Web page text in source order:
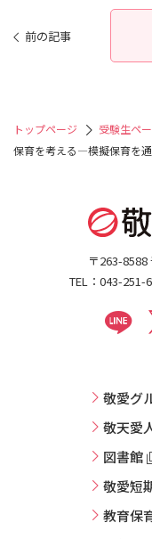
前の記事
トップページ 受験生ペ
保育を考える―模擬保育を
〒263-
TEL：043-
敬愛グ
敬天愛
図書館
敬愛短
教育保